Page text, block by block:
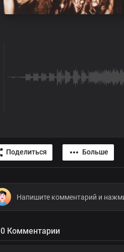
Поделиться Больше
0 Комментарии